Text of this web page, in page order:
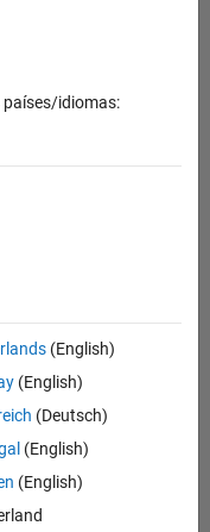
países/idiomas:
(English)
(English)
(Deutsch)
(English)
(English)